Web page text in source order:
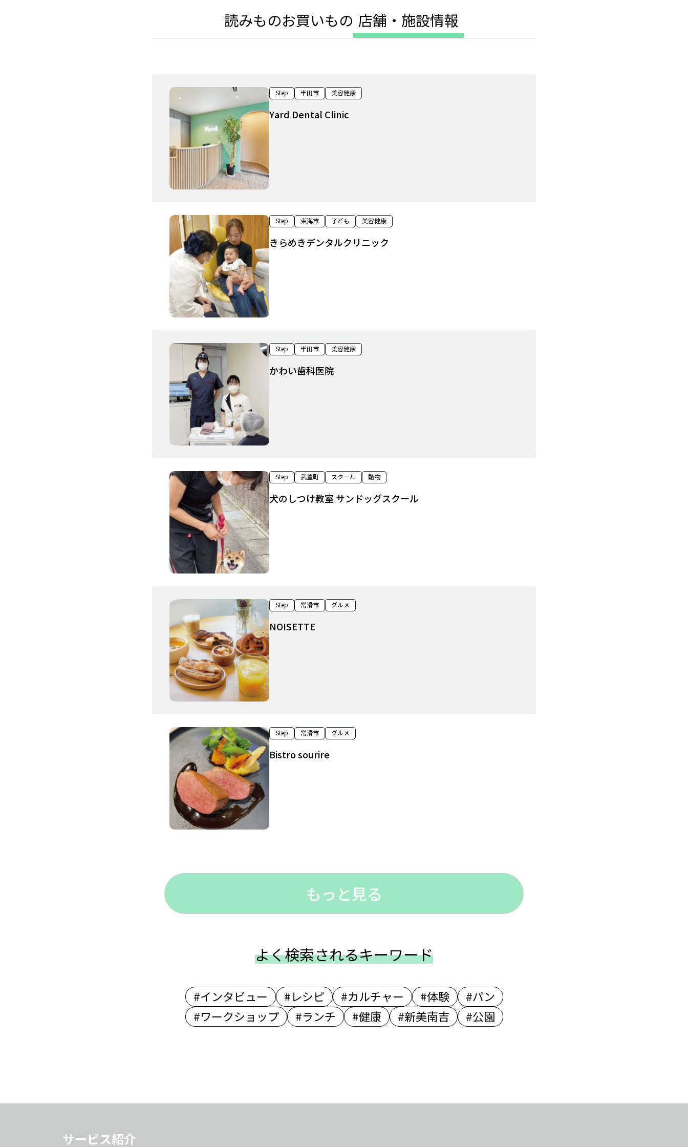
読みものお買いもの 店舗・施設情報
Yard Dental Clinic
Step 半田市 美容健康
きらめきデンタルクリニック
Step 東海市 子ども 美容健康
かわい歯科医院
Step 半田市 美容健康
犬のしつけ教室 サンドッグスクール
Step 武豊町 スクール 動物
NOISETTE
Step 常滑市 グルメ
Bistro sourire
Step 常滑市 グルメ
もっと見る
よく検索されるキーワード
#インタビュー #レシピ #カルチャー #体験
#パン
#ワークショップ
#ランチ #健康 #新美南吉 #公園
サービス紹介